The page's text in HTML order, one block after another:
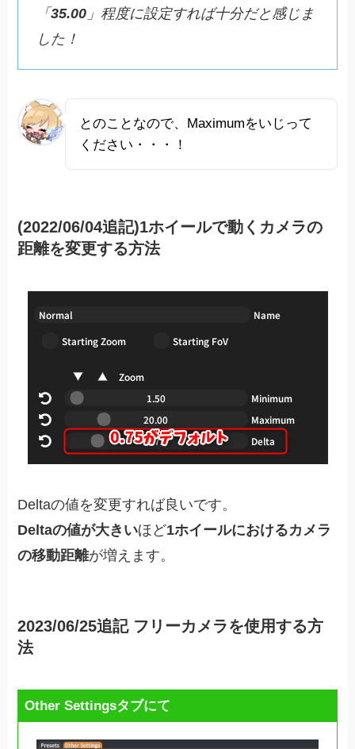
「35.00」程度に設定すれば十分だと感じま
した！
とのことなので、Maximumをいじって
ください・・・！
(2022/06/04追記)1ホイールで動くカメラの
距離を変更する方法
Deltaの値を変更すれば良いです。
Deltaの値が大きいほど1ホイールにおけるカメラ
の移動距離が増えます。
2023/06/25追記 フリーカメラを使用する方
法
Other Settingsタブにて